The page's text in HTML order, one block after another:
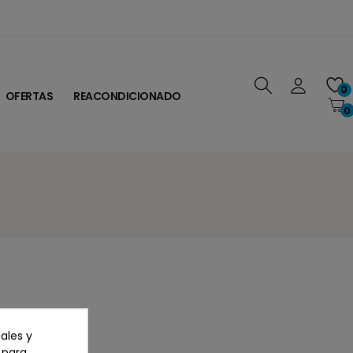
OFERTAS
REACONDICIONADO
0
0
y